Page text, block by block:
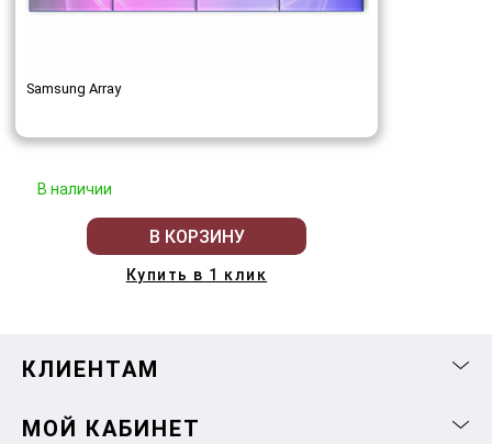
Samsung Array
В наличии
В КОРЗИНУ
Купить в 1 клик
КЛИЕНТАМ
МОЙ КАБИНЕТ